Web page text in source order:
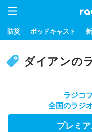
防災 ポッドキャスト
ダイアンの
ラジコ
全国のラジ
プレミ